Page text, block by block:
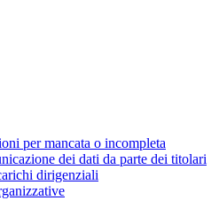
per mancata o incompleta
dei dati da parte dei titolari
dirigenziali